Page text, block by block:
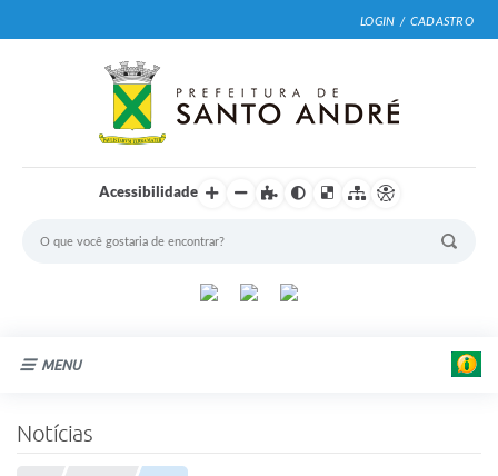
LOGIN / CADASTRO
Acessibilidade
MENU
Notícias